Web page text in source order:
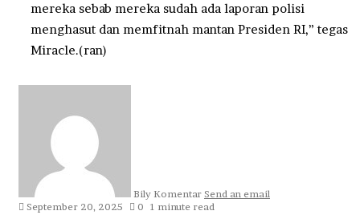
mereka sebab mereka sudah ada laporan polisi
menghasut dan memfitnah mantan Presiden RI,” tegas
Miracle.(ran)
Bily Komentar Send an email
September 20, 2025
0 1 minute read